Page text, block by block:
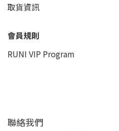
取貨資訊
會員規則
RUNI VIP Program
聯絡我們